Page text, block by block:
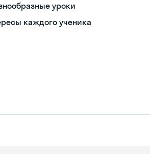
уроки
каждого ученика